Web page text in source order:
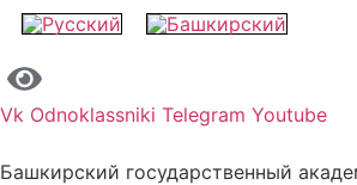
Vk Odnoklassniki Telegram Youtube
Башкирский государственный